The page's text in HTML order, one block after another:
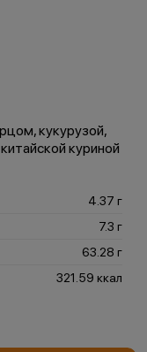
кукурузой,
куриной
4.37 г
7.3 г
63.28 г
321.59 ккал